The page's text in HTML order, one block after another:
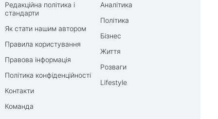
Редакційна політика і
стандарти
Як стати нашим автором
Правила користування
Правова інформація
Політика конфіденційності
Контакти
Команда
Аналітика
Політика
Бізнес
Життя
Розваги
Lifestyle